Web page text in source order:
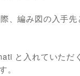
、編み図の入手
と入れていただ